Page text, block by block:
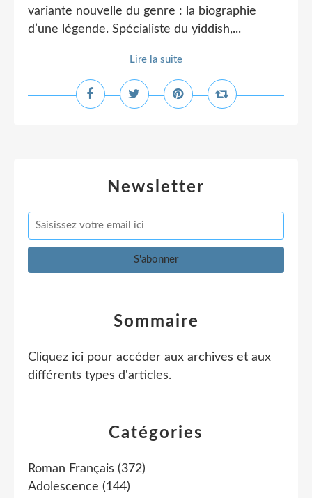
variante nouvelle du genre : la biographie
d’une légende. Spécialiste du yiddish,...
Lire la suite
Newsletter
Catégories
Roman Français (372)
Adolescence (144)
Sommaire
Cliquez ici pour accéder aux archives et aux
différents types d'articles.